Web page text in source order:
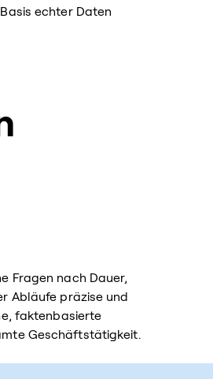
echter Daten
Fragen nach Dauer,
Abläufe präzise und
faktenbasierte
Geschäftstätigkeit.